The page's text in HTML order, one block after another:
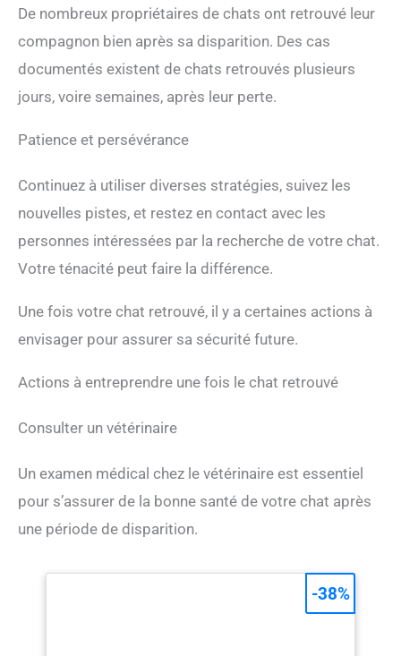
De nombreux propriétaires de chats ont retrouvé leur
compagnon bien après sa disparition. Des cas
documentés existent de chats retrouvés plusieurs
jours, voire semaines, après leur perte.
Patience et persévérance
Continuez à utiliser diverses stratégies, suivez les
nouvelles pistes, et restez en contact avec les
personnes intéressées par la recherche de votre chat.
Votre ténacité peut faire la différence.
Une fois votre chat retrouvé, il y a certaines actions à
envisager pour assurer sa sécurité future.
Actions à entreprendre une fois le chat retrouvé
Consulter un vétérinaire
Un examen médical chez le vétérinaire est essentiel
pour s’assurer de la bonne santé de votre chat après
une période de disparition.
-38%